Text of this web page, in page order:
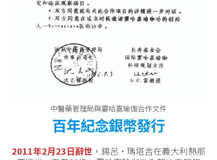
中醫藥管理局與霎哈嘉瑜伽合作文件
百年紀念銀幣發行
2011年2月23日辭世 ，錫呂·瑪塔吉在義大利熱那